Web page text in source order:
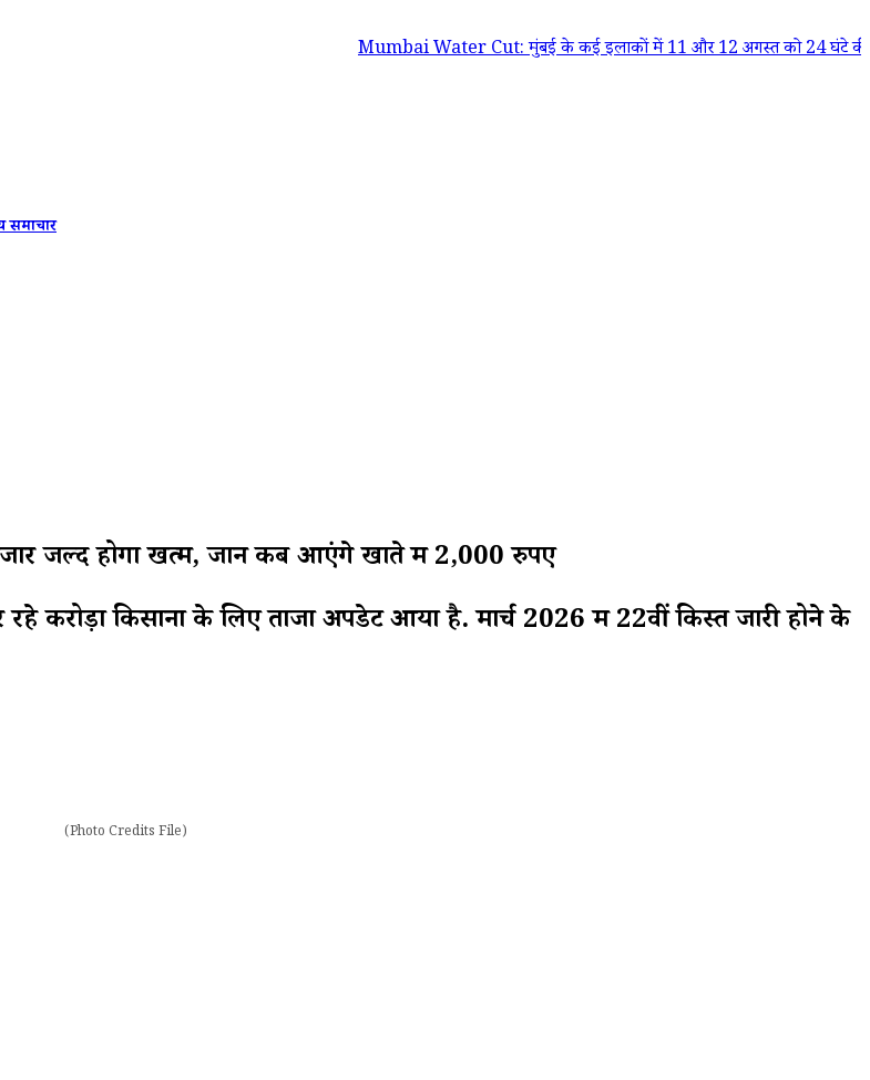
Mumbai Water Cut: मुंबई के कई इलाकों में 11 और 12 अगस्त को 24 घंटे की कटौती;
समाचार
जल्द होगा खत्म, जानें कब आएंगे खाते में 2,000 रुपए
करोड़ों किसानों के लिए ताजा अपडेट आया है. मार्च 2026 में 22वीं किस्त जारी होने के
(Photo Credits File)